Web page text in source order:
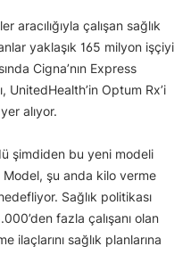
aracılığıyla çalışan sağlık
yaklaşık 165 milyon işçiyi
Cigna’nın Express
UnitedHealth’in Optum Rx’i
alıyor.
şimdiden bu yeni modeli
şu anda kilo verme
Sağlık politikası
fazla çalışanı olan
ilaçlarını sağlık planlarına